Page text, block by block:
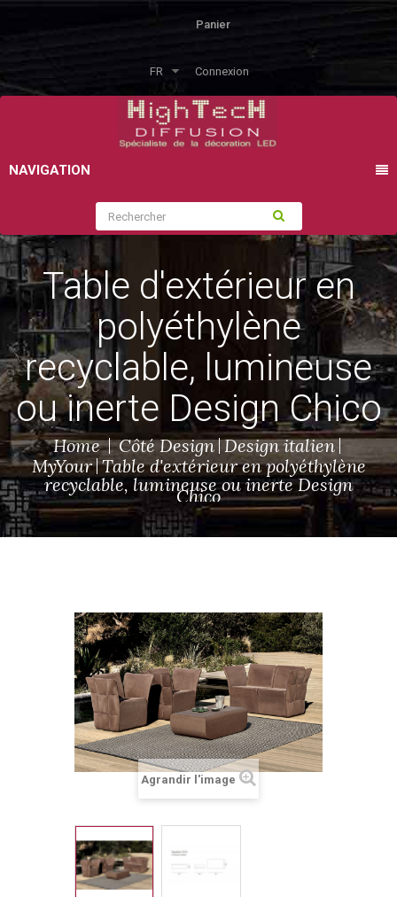
Panier
FR Connexion
NAVIGATION
Table d'extérieur en
polyéthylène
recyclable, lumineuse
ou inerte Design Chico
Home Côté Design Design italien
MyYour Table d'extérieur en polyéthylène
recyclable, lumineuse ou inerte Design
Chico
Agrandir l'image